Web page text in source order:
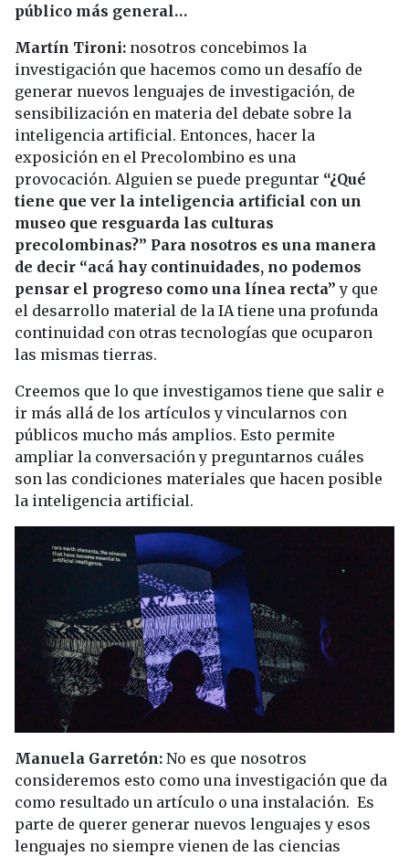
público más general…
Martín Tironi: nosotros concebimos la
investigación que hacemos como un desafío de
generar nuevos lenguajes de investigación, de
sensibilización en materia del debate sobre la
inteligencia artificial. Entonces, hacer la
exposición en el Precolombino es una
provocación. Alguien se puede preguntar “¿Qué
tiene que ver la inteligencia artificial con un
museo que resguarda las culturas
precolombinas?” Para nosotros es una manera
de decir “acá hay continuidades, no podemos
pensar el progreso como una línea recta” y que
el desarrollo material de la IA tiene una profunda
continuidad con otras tecnologías que ocuparon
las mismas tierras.
Creemos que lo que investigamos tiene que salir e
ir más allá de los artículos y vincularnos con
públicos mucho más amplios. Esto permite
ampliar la conversación y preguntarnos cuáles
son las condiciones materiales que hacen posible
la inteligencia artificial.
Manuela Garretón: No es que nosotros
consideremos esto como una investigación que da
como resultado un artículo o una instalación. Es
parte de querer generar nuevos lenguajes y esos
lenguajes no siempre vienen de las ciencias